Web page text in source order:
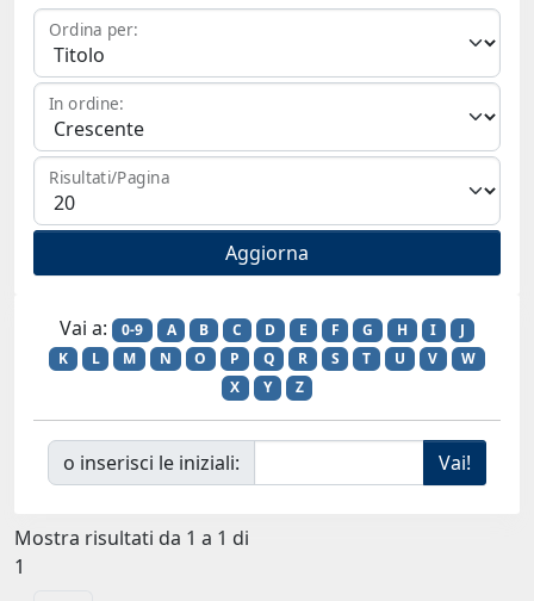
Ordina per:
In ordine:
Risultati/Pagina
Vai a: 0-9 A B C D E F G H I
J
K
L M N O P Q R S T U V
W
X
Y Z
o inserisci le iniziali:
Mostra risultati da 1 a 1 di
1